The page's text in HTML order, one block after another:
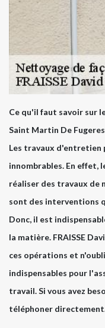
Ce qu'il faut savoir sur
Saint Martin De
Les travaux d'entretien
innombrables. En effet,
réaliser des travaux de
sont des interventions
Donc, il est
la matière. FRAISSE
ces opérations et
indispensables pour
travail. Si vous avez
téléphoner